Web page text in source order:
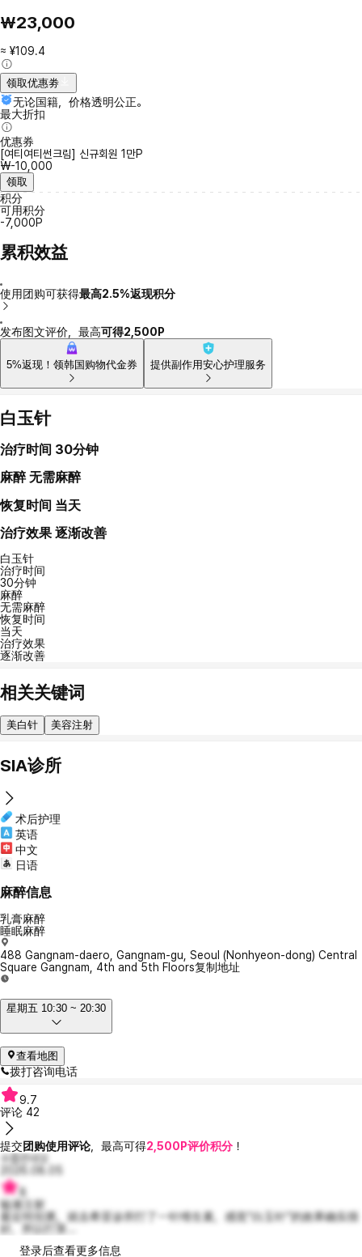
₩23,000
≈ ¥109.4
领取优惠劵
无论国籍，价格透明公正。
最大折扣
优惠券
[여티여티썬크림] 신규회원 1만P
₩-10,000
领取
积分
可用积分
-7,000P
累积效益
使用团购可获得最高2.5%返现积分
发布图文评价，最高可得2,500P
5%返现！领韩国购物代金券 提供副作用安心护理服务
白玉针
治疗时间 30分钟
麻醉 无需麻醉
恢复时间 当天
治疗效果 逐渐改善
白玉针
治疗时间
30分钟
麻醉
无需麻醉
恢复时间
当天
治疗效果
逐渐改善
相关关键词
美白针 美容注射
SIA诊所
术后护理
英语
中文
日语
麻醉信息
乳膏麻醉
睡眠麻醉
488 Gangnam-daero, Gangnam-gu, Seoul (Nonhyeon-dong) Central
Square Gangnam, 4th and 5th Floors复制地址
星期五 10:30 ~ 20:30
查看地图
拨打咨询电话
9.7
评论 42
提交团购使用评论，最高可得2,500P评价积分 ！
수줍은네오
2026.08.05
8
输液注射
最近特别累，就去希亚诊所打了一针维生素，感觉“白玉针”的效果确实很
好，所以打算...
登录后查看更多信息